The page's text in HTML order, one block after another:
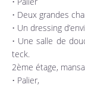
• Deux grandes
• Un dressing
• Une salle de
teck.
2ème étage,
• Palier,